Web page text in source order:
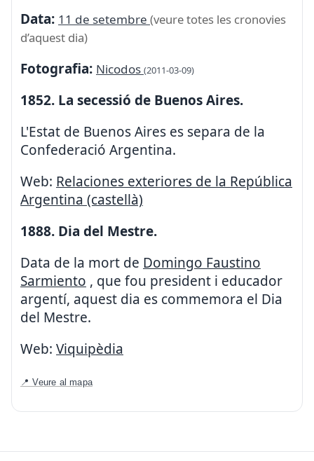
Data: 11 de setembre (veure totes les cronovies
d’aquest dia)
Fotografia: Nicodos (2011-03-09)
1852. La secessió de Buenos Aires.
L'Estat de Buenos Aires es separa de la
Confederació Argentina.
Web: Relaciones exteriores de la República
Argentina (castellà)
1888. Dia del Mestre.
Data de la mort de Domingo Faustino
Sarmiento , que fou president i educador
argentí, aquest dia es commemora el Dia
del Mestre.
Web: Viquipèdia
📍 Veure al mapa